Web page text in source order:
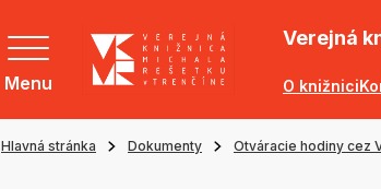
Menu
Verejná
O knižnici
Hlavná stránka Dokumenty Otváracie hodiny cez